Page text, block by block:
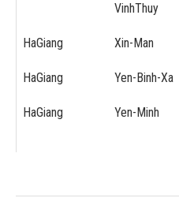
VinhThuy
HaGiang Xin-Man
HaGiang Yen-Binh-Xa
HaGiang Yen-Minh